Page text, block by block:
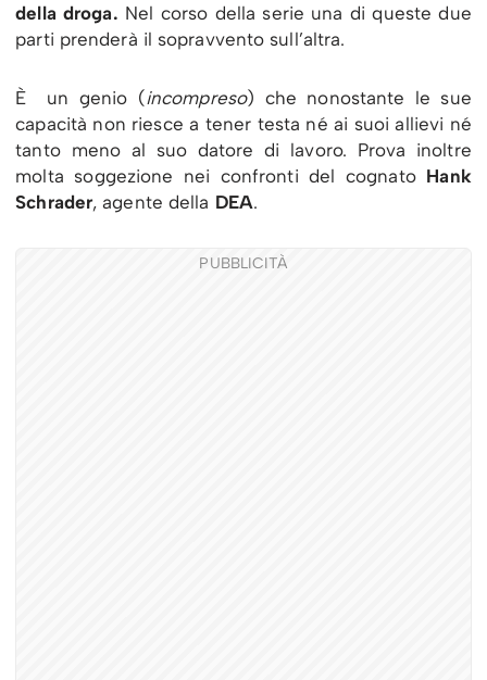
della droga. Nel corso della serie una di queste due
parti prenderà il sopravvento sull’altra.
È un genio (incompreso) che nonostante le sue
capacità non riesce a tener testa né ai suoi allievi né
tanto meno al suo datore di lavoro. Prova inoltre
molta soggezione nei confronti del cognato Hank
Schrader, agente della DEA.
PUBBLICITÀ